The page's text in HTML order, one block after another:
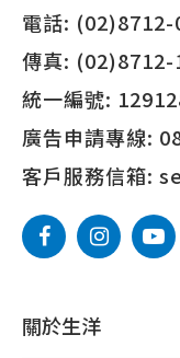
電話: (02)8712-
傳真: (02)8712-
統一編號:
廣告申請專線:
客戶服務信箱:
關於生洋